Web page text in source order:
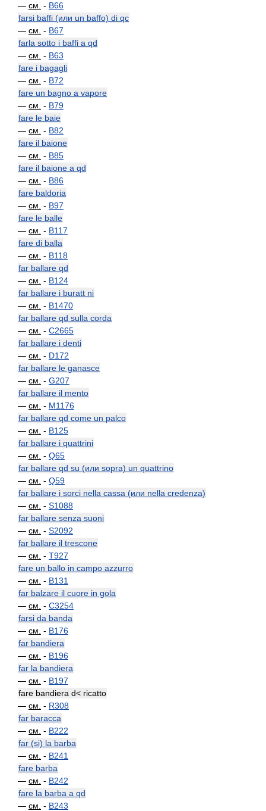
— см. - B66
farsi baffi (или un baffo) di qc
— см. - B67
farla sotto i baffi a qd
— см. - B63
fare i bagagli
— см. - B72
fare un bagno a vapore
— см. - B79
fare le baie
— см. - B82
fare il baione
— см. - B85
fare il baione a qd
— см. - B86
fare baldoria
— см. - B97
fare le balle
— см. - B117
fare di balla
— см. - B118
far ballare qd
— см. - B124
far ballare i buratt ni
— см. - B1470
far ballare qd sulla corda
— см. - C2665
far ballare i denti
— см. - D172
far ballare le ganasce
— см. - G207
far ballare il mento
— см. - M1176
far ballare qd come un palco
— см. - B125
far ballare i quattrini
— см. - Q65
far ballare qd su (или sopra) un quattrino
— см. - Q59
far ballare i sorci nella cassa (или nella credenza)
— см. - S1088
far ballare senza suoni
— см. - S2092
far ballare il trescone
— см. - T927
fare un ballo in campo azzurro
— см. - B131
far balzare il cuore in gola
— см. - C3254
farsi da banda
— см. - B176
far bandiera
— см. - B196
far la bandiera
— см. - B197
fare bandiera d< ricatto
— см. - R308
far baracca
— см. - B222
far (si) la barba
— см. - B241
fare barba
— см. - B242
fare la barba a qd
— см. - B243